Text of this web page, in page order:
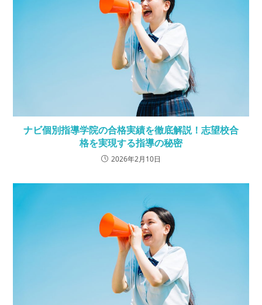
ナビ個別指導学院の合格実績を徹底解説！志望校合
格を実現する指導の秘密
2026年2月10日